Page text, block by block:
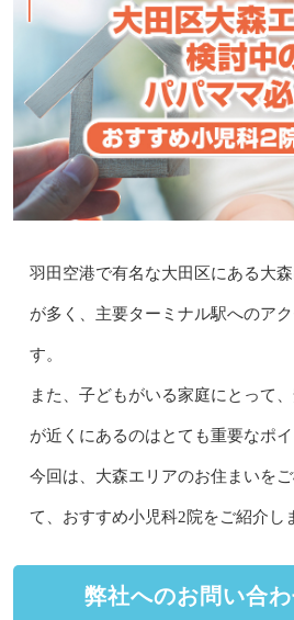
羽田空港で有名な大田区にある大
が多く、主要ターミナル駅へのア
す。
また、子どもがいる家庭にとって
が近くにあるのはとても重要なポイ
今回は、大森エリアのお住まいを
て、おすすめ小児科2院をご紹介し
弊社へのお問い合